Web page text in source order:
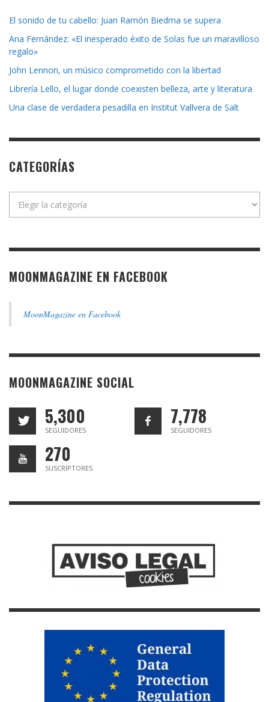
El sonido de tu cabello: Juan Ramón Biedma se supera
Ana Fernández: «El inesperado éxito de Solas fue un maravilloso
regalo»
John Lennon, un músico comprometido con la libertad
Librería Lello, el lugar donde coexisten belleza, arte y literatura
Una clase de verdadera pesadilla en Institut Vallvera de Salt
CATEGORÍAS
MOONMAGAZINE EN FACEBOOK
MoonMagazine en Facebook
MOONMAGAZINE SOCIAL
5,300
SEGUIDORES
7,778
SEGUIDORES
270
SUSCRIPTORES